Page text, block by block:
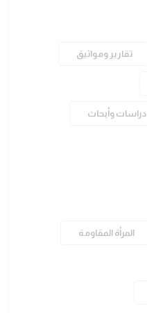
تقارير ومواثيق
دراسات وأبحاث
المرأة المقاومة